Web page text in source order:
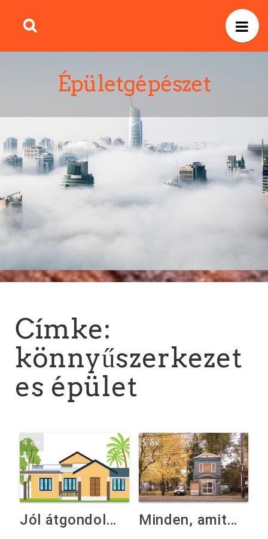
Épületgépészet
Címke:
könnyűszerkezet
es épület
4 év
Jól átgondolt tervezéssel a könnyűszerkezetes épület összes előnyét élvezhetjük!
5 év
Minden, amit a könnyűszerkezetes épületről tudni kell